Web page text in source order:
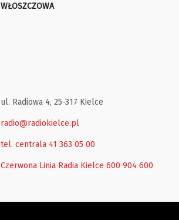
WŁOSZCZOWA
ul. Radiowa 4, 25-317 Kielce
radio@radiokielce.pl
tel. centrala 41 363 05 00
Czerwona Linia Radia Kielce 600 904 600